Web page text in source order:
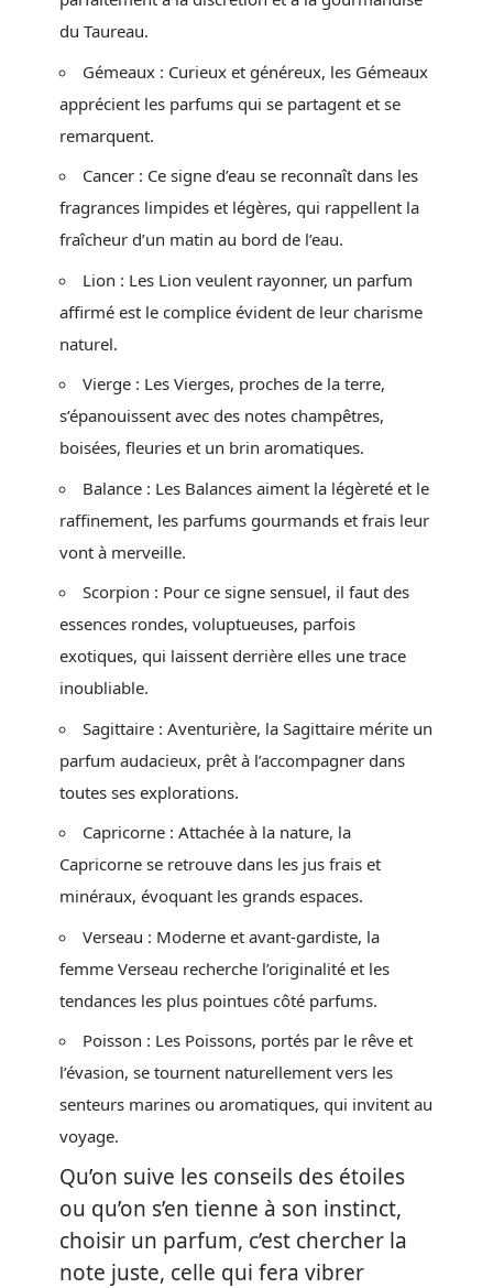
du Taureau.
Gémeaux : Curieux et généreux, les Gémeaux
apprécient les parfums qui se partagent et se
remarquent.
Cancer : Ce signe d’eau se reconnaît dans les
fragrances limpides et légères, qui rappellent la
fraîcheur d’un matin au bord de l’eau.
Lion : Les Lion veulent rayonner, un parfum
affirmé est le complice évident de leur charisme
naturel.
Vierge : Les Vierges, proches de la terre,
s’épanouissent avec des notes champêtres,
boisées, fleuries et un brin aromatiques.
Balance : Les Balances aiment la légèreté et le
raffinement, les parfums gourmands et frais leur
vont à merveille.
Scorpion : Pour ce signe sensuel, il faut des
essences rondes, voluptueuses, parfois
exotiques, qui laissent derrière elles une trace
inoubliable.
Sagittaire : Aventurière, la Sagittaire mérite un
parfum audacieux, prêt à l’accompagner dans
toutes ses explorations.
Capricorne : Attachée à la nature, la
Capricorne se retrouve dans les jus frais et
minéraux, évoquant les grands espaces.
Verseau : Moderne et avant-gardiste, la
femme Verseau recherche l’originalité et les
tendances les plus pointues côté parfums.
Poisson : Les Poissons, portés par le rêve et
l’évasion, se tournent naturellement vers les
senteurs marines ou aromatiques, qui invitent au
voyage.
Qu’on suive les conseils des étoiles
ou qu’on s’en tienne à son instinct,
choisir un parfum, c’est chercher la
note juste, celle qui fera vibrer